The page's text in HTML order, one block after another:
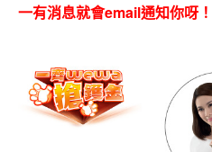
一有消息就會email通知你呀！